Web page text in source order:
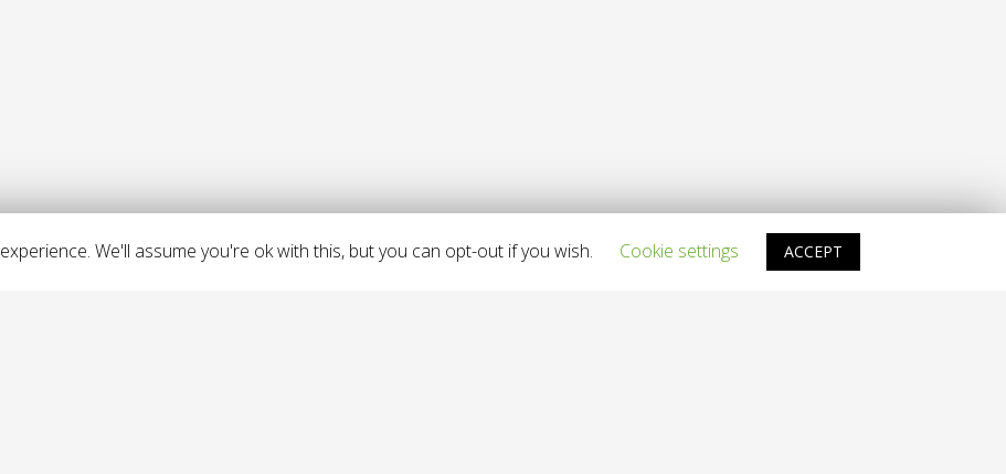
We'll assume you're ok with this, but you can opt-out if you wish. Cookie settings ACCEPT